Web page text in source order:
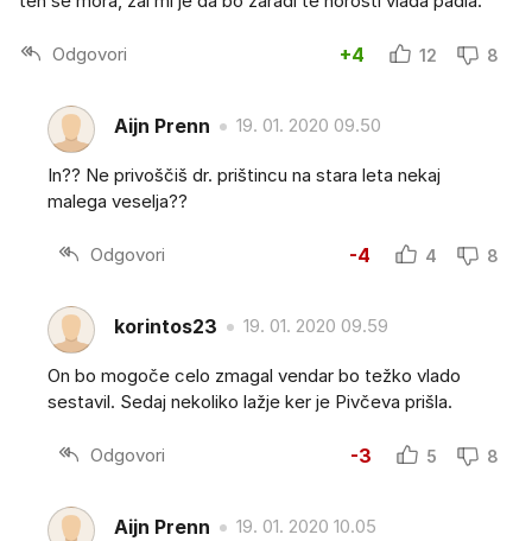
Odgovori +4 12 8
Aijn Prenn 19. 01. 2020 09.50
In?? Ne privoščiš dr. prištincu na stara leta nekaj
malega veselja??
Odgovori -4 4 8
korintos23 19. 01. 2020 09.59
On bo mogoče celo zmagal vendar bo težko vlado
sestavil. Sedaj nekoliko lažje ker je Pivčeva prišla.
Odgovori -3 5 8
Aijn Prenn 19. 01. 2020 10.05